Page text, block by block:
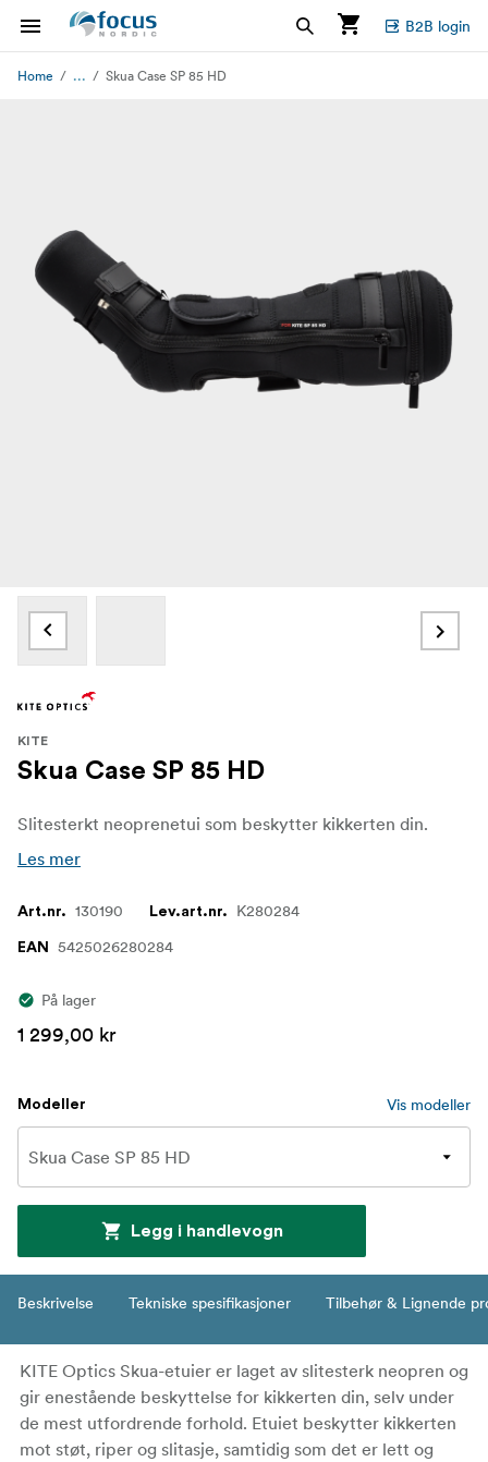
B2B login
Home ... Skua Case SP 85 HD
KITE
Skua Case SP 85 HD
Slitesterkt neoprenetui som beskytter kikkerten din.
Les mer
Art.nr. 130190 Lev.art.nr. K280284
EAN 5425026280284
På lager
1 299,00 kr
Modeller Vis modeller
Legg i handlevogn
Beskrivelse Tekniske spesifikasjoner Tilbehør & Lignende
KITE Optics Skua-etuier er laget av slitesterk neopren og
gir enestående beskyttelse for kikkerten din, selv under
de mest utfordrende forhold. Etuiet beskytter kikkerten
mot støt, riper og slitasje, samtidig som det er lett og